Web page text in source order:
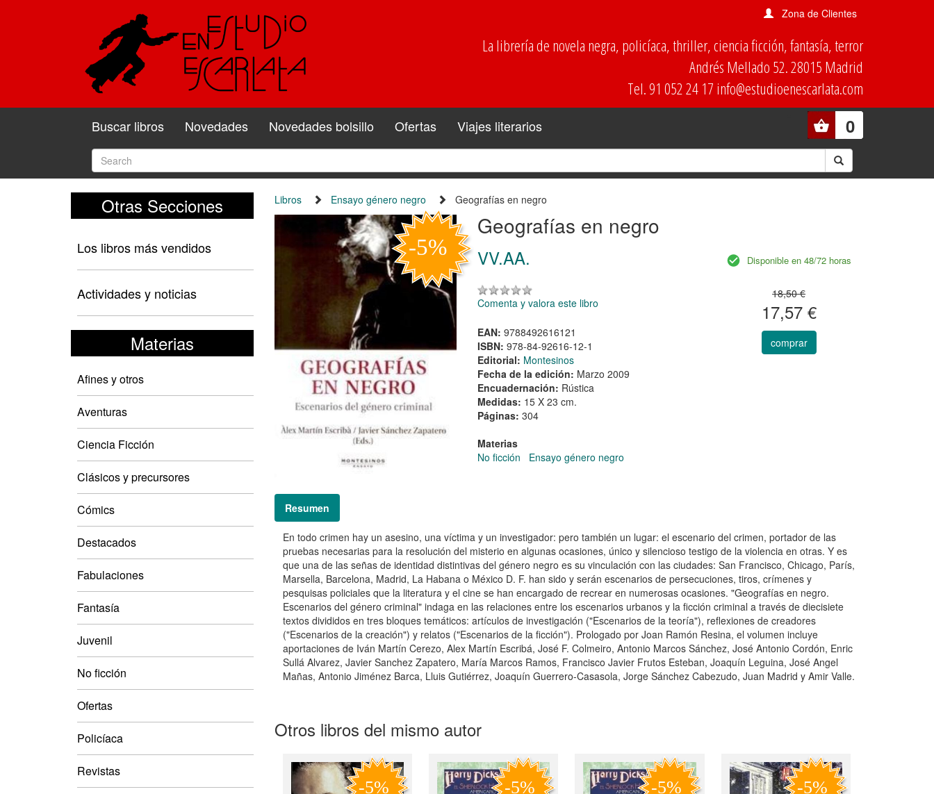
Zona de Clientes
La librería de novela negra, policíaca, thriller, ciencia ficción, fantasía, terror
Andrés Mellado 52. 28015 Madrid
Tel. 91 052 24 17 info@estudioenescarlata.com
0
Buscar libros Novedades Novedades bolsillo Ofertas Viajes literarios
Otras Secciones
Los libros más vendidos
Actividades y noticias
Materias
Afines y otros
Aventuras
Ciencia Ficción
Clásicos y precursores
Cómics
Destacados
Fabulaciones
Fantasía
Juvenil
No ficción
Ofertas
Policíaca
Revistas
Libros Ensayo género negro Geografías en negro
Geografías en negro
VV.AA.
Comenta y valora este libro
EAN: 9788492616121
ISBN: 978-84-92616-12-1
Editorial: Montesinos
Fecha de la edición: Marzo 2009
Encuadernación: Rústica
Medidas: 15 X 23 cm.
Páginas: 304
Materias
No ficción
Ensayo género negro
Disponible en 48/72 horas
18,50 €
17,57 €
comprar
Resumen
En todo crimen hay un asesino, una víctima y un investigador: pero también un lugar: el escenario del crimen, portador de las
pruebas necesarias para la resolución del misterio en algunas ocasiones, único y silencioso testigo de la violencia en otras. Y es
que una de las señas de identidad distintivas del género negro es su vinculación con las ciudades: San Francisco, Chicago, París,
Marsella, Barcelona, Madrid, La Habana o México D. F. han sido y serán escenarios de persecuciones, tiros, crímenes y
pesquisas policiales que la literatura y el cine se han encargado de recrear en numerosas ocasiones. "Geografías en negro.
Escenarios del género criminal" indaga en las relaciones entre los escenarios urbanos y la ficción criminal a través de diecisiete
textos divididos en tres bloques temáticos: artículos de investigación ("Escenarios de la teoría"), reflexiones de creadores
("Escenarios de la creación") y relatos ("Escenarios de la ficción"). Prologado por Joan Ramón Resina, el volumen incluye
aportaciones de Iván Martín Cerezo, Alex Martín Escribá, José F. Colmeiro, Antonio Marcos Sánchez, José Antonio Cordón, Enric
Sullá Alvarez, Javier Sanchez Zapatero, María Marcos Ramos, Francisco Javier Frutos Esteban, Joaquín Leguina, José Angel
Mañas, Antonio Jiménez Barca, Lluis Gutiérrez, Joaquín Guerrero-Casasola, Jorge Sánchez Cabezudo, Juan Madrid y Amir Valle.
Otros libros del mismo autor